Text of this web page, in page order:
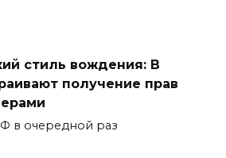
стиль вождения: В
получение прав
в очередной раз